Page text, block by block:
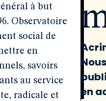
à but
Observatoire
social de
en
savoirs
au service
radicale et
en